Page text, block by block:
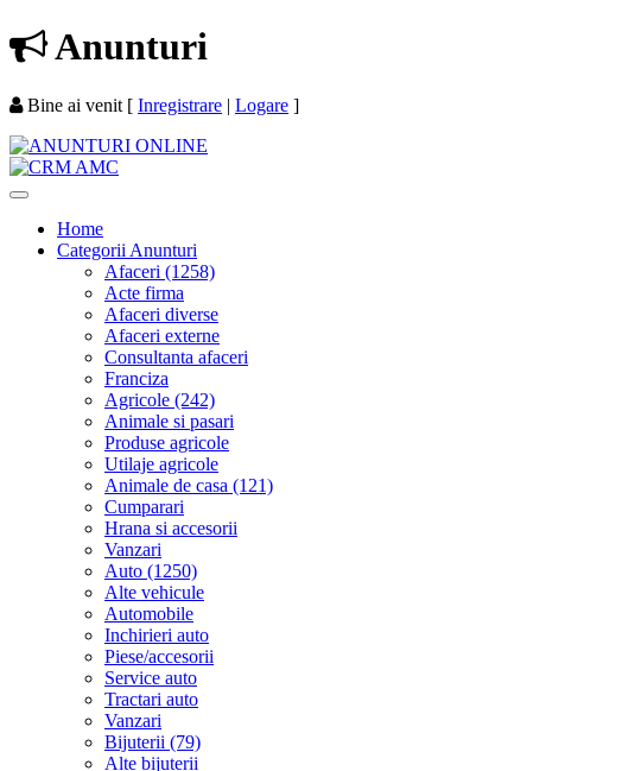
Anunturi
Bine ai venit [ Inregistrare | Logare ]
Home
Categorii Anunturi
Afaceri (1258)
Acte firma
Afaceri diverse
Afaceri externe
Consultanta afaceri
Franciza
Agricole (242)
Animale si pasari
Produse agricole
Utilaje agricole
Animale de casa (121)
Cumparari
Hrana si accesorii
Vanzari
Auto (1250)
Alte vehicule
Automobile
Inchirieri auto
Piese/accesorii
Service auto
Tractari auto
Vanzari
Bijuterii (79)
Alte bijuterii